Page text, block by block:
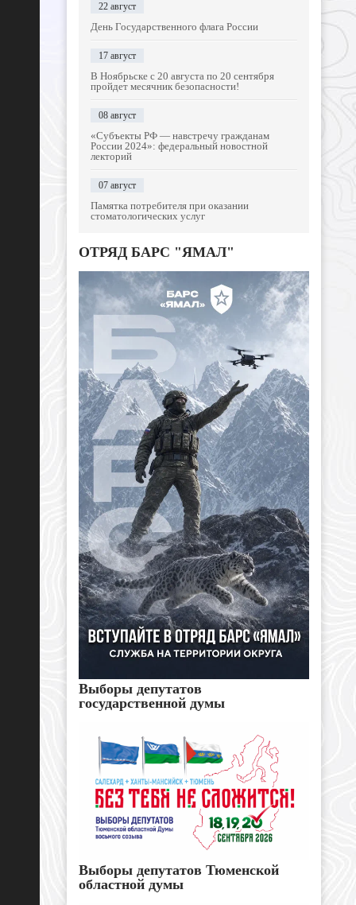
22 август
День Государственного флага России
17 август
В Ноябрьске с 20 августа по 20 сентября
пройдет месячник безопасности!
08 август
«Субъекты РФ — навстречу гражданам
России 2024»: федеральный новостной
лекторий
07 август
Памятка потребителя при оказании
стоматологических услуг
ОТРЯД БАРС "ЯМАЛ"
Выборы депутатов
государственной думы
Выборы депутатов Тюменской
областной думы